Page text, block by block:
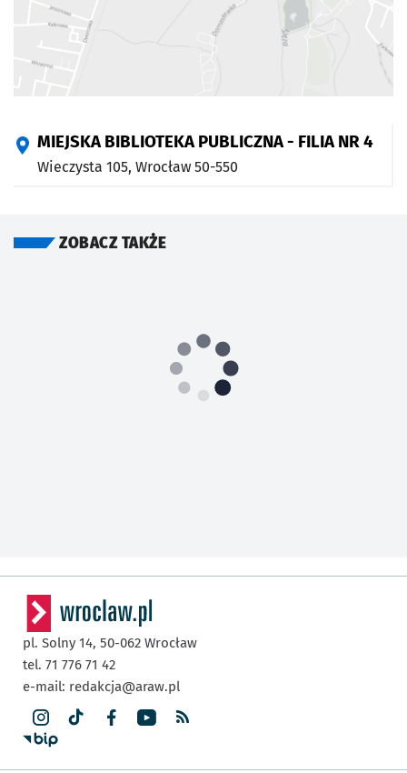
MIEJSKA BIBLIOTEKA PUBLICZNA - FILIA NR 4
Wieczysta 105, Wrocław 50-550
ZOBACZ TAKŻE
pl. Solny 14, 50-062 Wrocław
tel. 71 776 71 42
e-mail: redakcja@araw.pl